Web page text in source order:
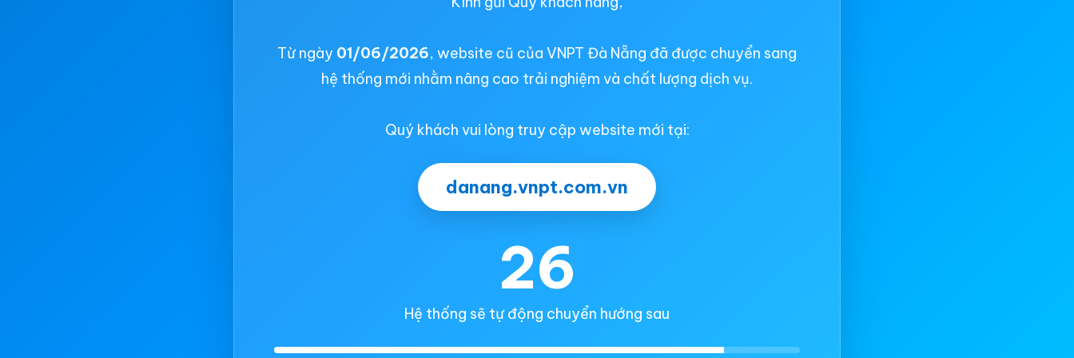
Từ ngày 01/06/2026, website cũ của VNPT Đà Nẵng đã được chuyển sang
hệ thống mới nhằm nâng cao trải nghiệm và chất lượng dịch vụ.
Quý khách vui lòng truy cập website mới tại:
danang.vnpt.com.vn
26
Hệ thống sẽ tự động chuyển hướng sau